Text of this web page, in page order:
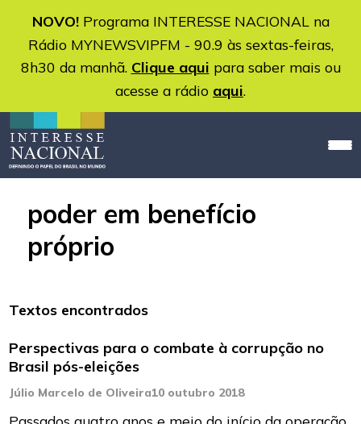
NOVO!Programa INTERESSE NACIONAL na
Rádio MYNEWSVIPFM - 90.9 às sextas-feiras,
8h30 da manhã. Clique aqui para saber mais ou
acesse a rádio aqui.
poder em benefício
próprio
Textos encontrados
Perspectivas para o combate à corrupção no
Brasil pós-eleições
Júlio Marcelo de Oliveira10 outubro 2018